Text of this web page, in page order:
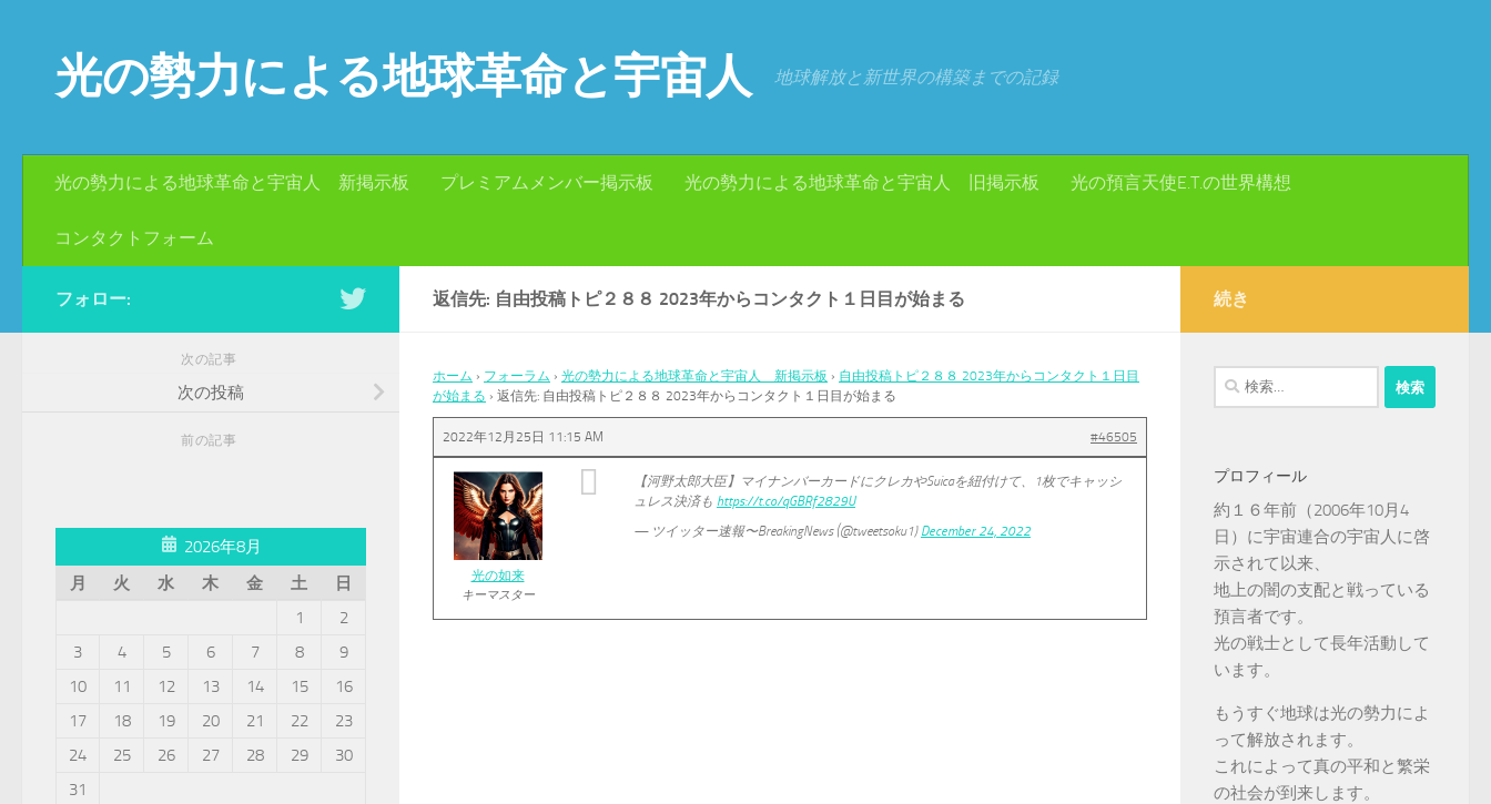
光の勢力による地球革命と宇宙人 地球解放と新世界の構築までの記録
光の勢力による地球革命と宇宙人 新掲示板 プレミアムメンバー掲示板 光の勢力による地球革命と宇宙人 旧掲示板 光の預言天使E.T.の世界構想
コンタクトフォーム
返信先: 自由投稿トピ２８８ 2023年からコンタクト１日目が始まる
ホーム › フォーラム › 光の勢力による地球革命と宇宙人 新掲示板 › 自由投稿トピ２８８ 2023年からコンタクト１日目
が始まる › 返信先: 自由投稿トピ２８８ 2023年からコンタクト１日目が始まる
2022年12月25日 11:15 AM #46505
光の如来
キーマスター
【河野太郎大臣】マイナンバーカードにクレカやSuicaを紐付けて、1枚でキャッシ
ュレス決済も https://t.co/qGBRf2829U
— ツイッター速報〜BreakingNews (@tweetsoku1) December 24, 2022
フォロー:
次の記事
次の投稿
前の記事
2026年8月
月
火 水 木 金 土
日
1
2
3
4 5 6 7 8
9
10
11 12 13 14 15
16
17
18 19 20 21 22
23
24
25 26 27 28 29
30
31
続き
検
索:
プロフィール
約１６年前（2006年10月4
日）に宇宙連合の宇宙人に啓
示されて以来、
地上の闇の支配と戦っている
預言者です。
光の戦士として長年活動して
います。
もうすぐ地球は光の勢力によ
って解放されます。
これによって真の平和と繁栄
の社会が到来します。